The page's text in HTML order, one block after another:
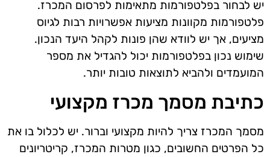
יש לבחור בפלטפורמות מתאימות לפרסום המכרז.
פלטפורמות מקוונות מציעות אפשרויות רבות לגיוס
מציעים, אך יש לוודא שהן פונות לקהל היעד הנכון.
שימוש נכון בפלטפורמות יכול להגדיל את מספר
המועמדים ולהביא לתוצאות טובות יותר.
כתיבת מסמך מכרז מקצועי
מסמך המכרז צריך להיות מקצועי וברור. יש לכלול בו את
כל הפרטים החשובים, כגון מטרות המכרז, קריטריונים